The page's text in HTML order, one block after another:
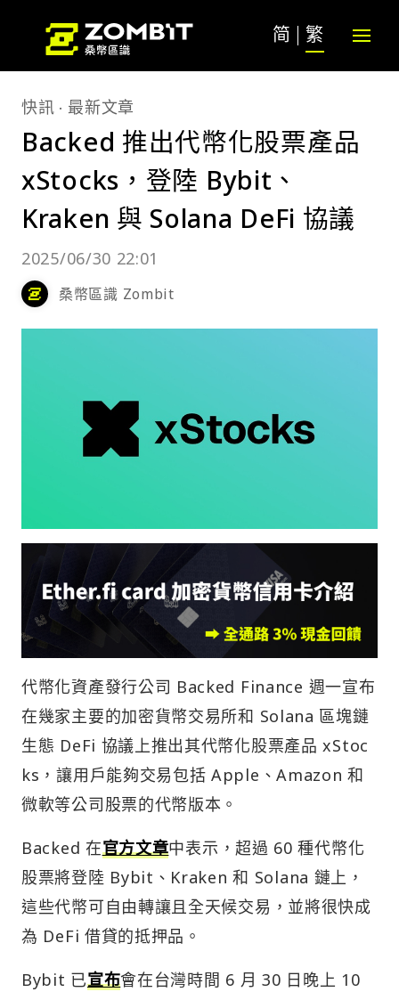
简 繁
快訊 最新文章
Backed 推出代幣化股票產品
xStocks，登陸 Bybit、
Kraken 與 Solana DeFi 協議
2025/06/30 22:01
桑幣區識 Zombit
代幣化資產發行公司 Backed Finance 週一宣布
在幾家主要的加密貨幣交易所和 Solana 區塊鏈
生態 DeFi 協議上推出其代幣化股票產品 xStoc
ks，讓用戶能夠交易包括 Apple、Amazon 和
微軟等公司股票的代幣版本。
Backed 在官方文章中表示，超過 60 種代幣化
股票將登陸 Bybit、Kraken 和 Solana 鏈上，
這些代幣可自由轉讓且全天候交易，並將很快成
為 DeFi 借貸的抵押品。
Bybit 已宣布會在台灣時間 6 月 30 日晚上 10